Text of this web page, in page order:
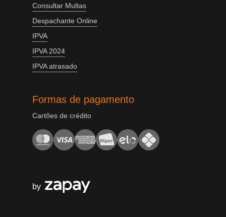
Consultar Multas
Despachante Online
IPVA
IPVA 2024
IPVA atrasado
Formas de pagamento
Cartões de crédito
by